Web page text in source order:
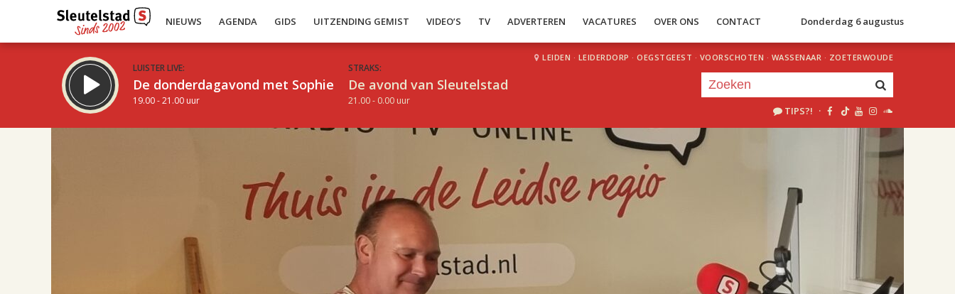
NIEUWS AGENDA GIDS UITZENDING GEMIST VIDEO’S TV ADVERTEREN VACATURES OVER ONS CONTACT Donderdag 6 augustus
LUISTER LIVE:
De donderdagavond met Sophie
19.00 - 21.00 uur
STRAKS:
De avond van Sleutelstad
21.00 - 0.00 uur
LEIDEN · LEIDERDORP · OEGSTGEEST · VOORSCHOTEN · WASSENAAR · ZOETERWOUDE
TIPS?! ·
uur 1 van 2
Volgend uur